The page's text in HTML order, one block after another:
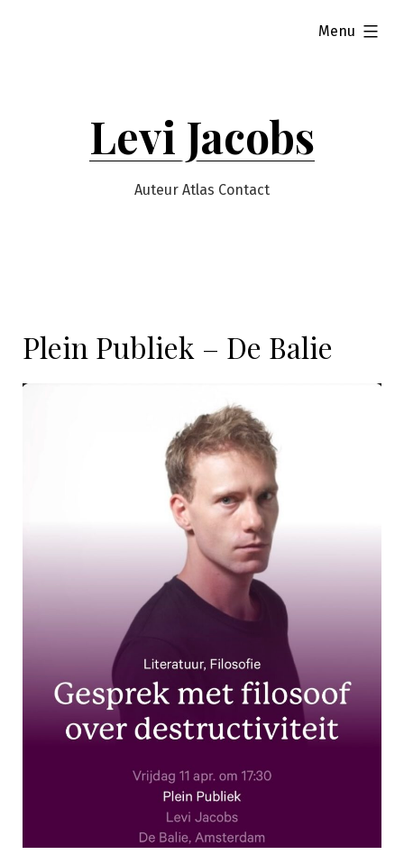
Levi Jacobs
Auteur Atlas Contact
Menu
uitgeklapt
Plein Publiek – De Balie